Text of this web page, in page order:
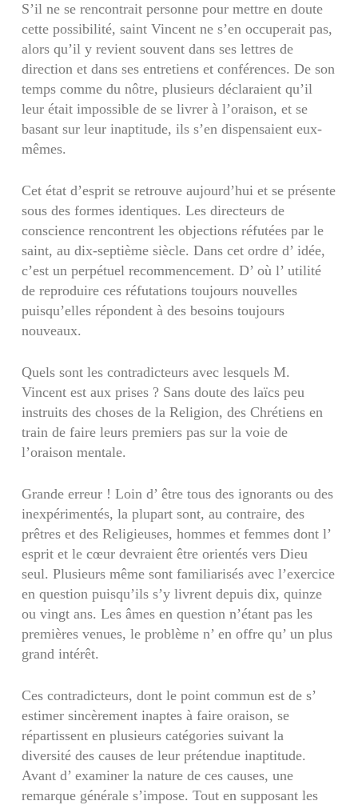
S’il ne se rencontrait personne pour mettre en doute
cette possibilité, saint Vincent ne s’en occuperait pas,
alors qu’il y revient souvent dans ses lettres de
direction et dans ses entretiens et conférences. De son
temps comme du nôtre, plusieurs déclaraient qu’il
leur était impossible de se livrer à l’oraison, et se
basant sur leur inaptitude, ils s’en dispensaient eux-
mêmes.
Cet état d’esprit se retrouve aujourd’hui et se présente
sous des formes identiques. Les directeurs de
conscience rencontrent les objections réfutées par le
saint, au dix-septième siècle. Dans cet ordre d’ idée,
c’est un perpétuel recommencement. D’ où l’ utilité
de reproduire ces réfutations toujours nouvelles
puisqu’elles répondent à des besoins toujours
nouveaux.
Quels sont les contradicteurs avec lesquels M.
Vincent est aux prises ? Sans doute des laïcs peu
instruits des choses de la Religion, des Chrétiens en
train de faire leurs premiers pas sur la voie de
l’oraison mentale.
Grande erreur ! Loin d’ être tous des ignorants ou des
inexpérimentés, la plupart sont, au contraire, des
prêtres et des Religieuses, hommes et femmes dont l’
esprit et le cœur devraient être orientés vers Dieu
seul. Plusieurs même sont familiarisés avec l’exercice
en question puisqu’ils s’y livrent depuis dix, quinze
ou vingt ans. Les âmes en question n’étant pas les
premières venues, le problème n’ en offre qu’ un plus
grand intérêt.
Ces contradicteurs, dont le point commun est de s’
estimer sincèrement inaptes à faire oraison, se
répartissent en plusieurs catégories suivant la
diversité des causes de leur prétendue inaptitude.
Avant d’ examiner la nature de ces causes, une
remarque générale s’impose. Tout en supposant les